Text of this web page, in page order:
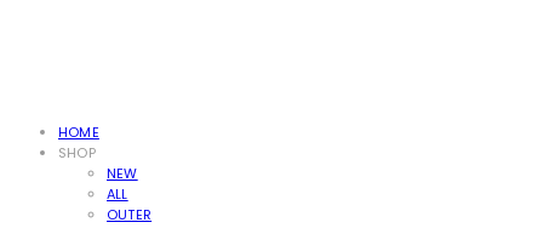
HOME
SHOP
NEW
ALL
OUTER